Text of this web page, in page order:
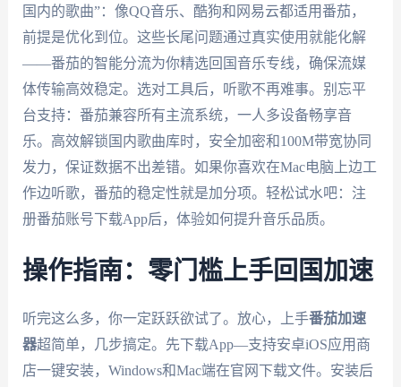
国内的歌曲”：像QQ音乐、酷狗和网易云都适用番茄，
前提是优化到位。这些长尾问题通过真实使用就能化解
——番茄的智能分流为你精选回国音乐专线，确保流媒
体传输高效稳定。选对工具后，听歌不再难事。别忘平
台支持：番茄兼容所有主流系统，一人多设备畅享音
乐。高效解锁国内歌曲库时，安全加密和100M带宽协同
发力，保证数据不出差错。如果你喜欢在Mac电脑上边工
作边听歌，番茄的稳定性就是加分项。轻松试水吧：注
册番茄账号下载App后，体验如何提升音乐品质。
操作指南：零门槛上手回国加速
听完这么多，你一定跃跃欲试了。放心，上手番茄加速
器超简单，几步搞定。先下载App—支持安卓iOS应用商
店一键安装，Windows和Mac端在官网下载文件。安装后